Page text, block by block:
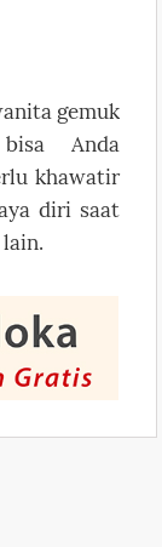
gemuk
Anda
khawatir
diri saat